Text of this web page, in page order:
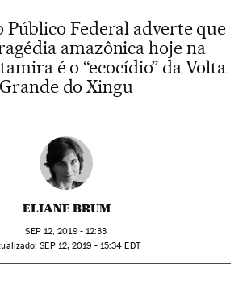
Público Federal adverte que
amazônica hoje na
é o “ecocídio” da Volta
Grande do Xingu
ELIANE BRUM
SEP12, 2019 - 12:33
SEP12, 2019 - 15:34 EDT